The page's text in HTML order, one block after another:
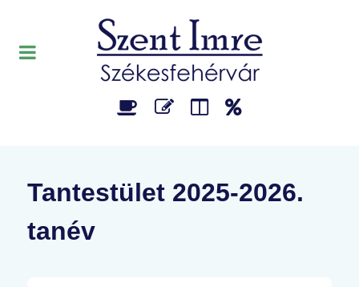
Tantestület 2025-2026.
tanév